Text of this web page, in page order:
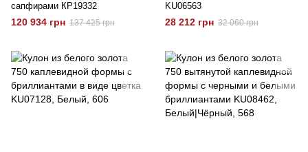
сапфирами КР19332
120 934 грн 137 425 грн
KU06563
28 212 грн 32 060 грн